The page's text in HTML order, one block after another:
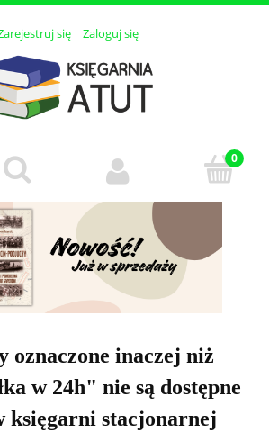
się Zaloguj się
oznaczone inaczej niż
w 24h" nie są dostępne
księgarni stacjonarnej